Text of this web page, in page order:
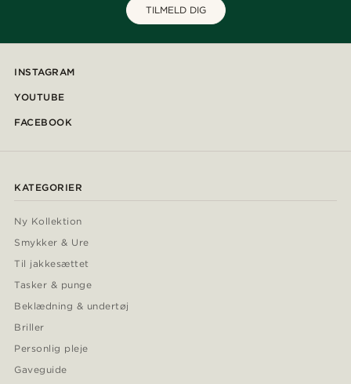
TILMELD DIG
INSTAGRAM
YOUTUBE
FACEBOOK
KATEGORIER
Ny Kollektion
Smykker & Ure
Til jakkesættet
Tasker & punge
Beklædning & undertøj
Briller
Personlig pleje
Gaveguide